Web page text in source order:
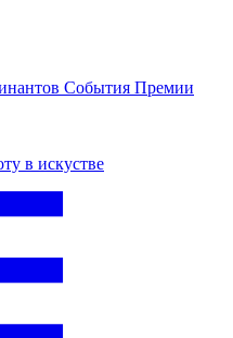
События Премии
в искустве